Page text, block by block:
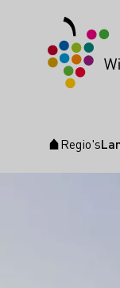
Startpagina
Regio's